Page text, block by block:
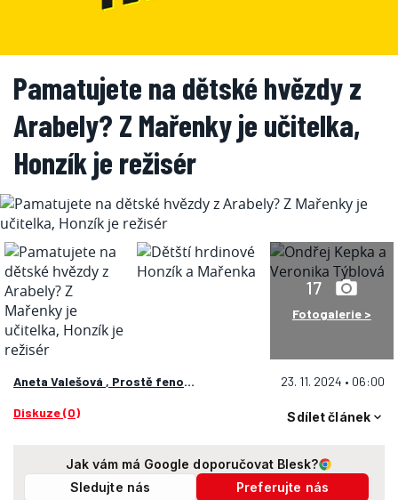
Pamatujete na dětské hvězdy z
Arabely? Z Mařenky je učitelka,
Honzík je režisér
17
Fotogalerie >
Aneta Valešová , Prostě fenomén 23. 11. 2024 • 06:00
Diskuze (0) Sdílet článek
Jak vám má Google doporučovat Blesk?
Sledujte nás
Preferujte nás